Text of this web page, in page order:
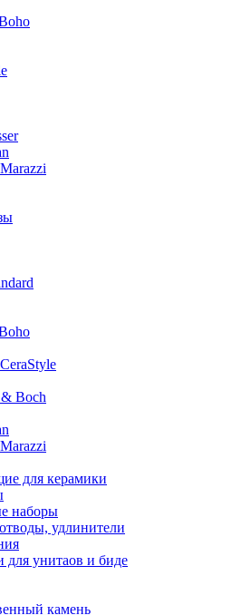
Boch
для керамики
наборы
удлинители
унитаов и биде
камень